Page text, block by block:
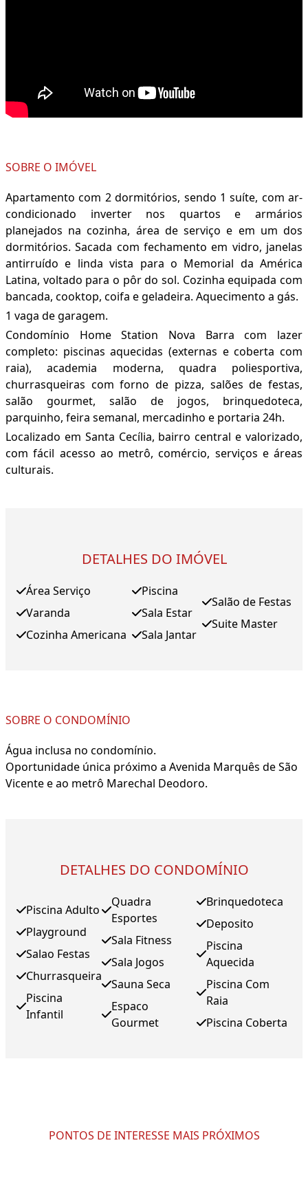
SOBRE O IMÓVEL
Apartamento com 2 dormitórios, sendo 1 suíte, com ar-
condicionado inverter nos quartos e armários
planejados na cozinha, área de serviço e em um dos
dormitórios. Sacada com fechamento em vidro, janelas
antirruído e linda vista para o Memorial da América
Latina, voltado para o pôr do sol. Cozinha equipada com
bancada, cooktop, coifa e geladeira. Aquecimento a gás.
1 vaga de garagem.
Condomínio Home Station Nova Barra com lazer
completo: piscinas aquecidas (externas e coberta com
raia), academia moderna, quadra poliesportiva,
churrasqueiras com forno de pizza, salões de festas,
salão gourmet, salão de jogos, brinquedoteca,
parquinho, feira semanal, mercadinho e portaria 24h.
Localizado em Santa Cecília, bairro central e valorizado,
com fácil acesso ao metrô, comércio, serviços e áreas
culturais.
DETALHES DO IMÓVEL
Área Serviço
Varanda
Cozinha Americana
Piscina
Sala Estar
Sala Jantar
Salão de Festas
Suite Master
SOBRE O CONDOMÍNIO
Água inclusa no condomínio.
Oportunidade única próximo a Avenida Marquês de São
Vicente e ao metrô Marechal Deodoro.
DETALHES DO CONDOMÍNIO
Piscina Adulto
Playground
Salao Festas
Churrasqueira
Piscina
Infantil
Quadra
Esportes
Sala Fitness
Sala Jogos
Sauna Seca
Espaco
Gourmet
Brinquedoteca
Deposito
Piscina
Aquecida
Piscina Com
Raia
Piscina Coberta
PONTOS DE INTERESSE MAIS PRÓXIMOS